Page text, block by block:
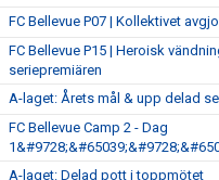
FC Bellevue P07 | Kollektivet
FC Bellevue P15 | Heroisk
seriepremiären
A-laget: Årets mål & upp delad
FC Bellevue Camp 2 - Dag
A-laget: Delad pott i toppmötet